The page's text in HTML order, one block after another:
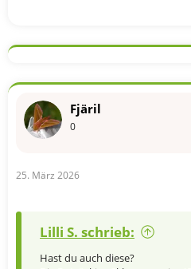
Fjäril
0
25. März 2026
Lilli S. schrieb:
Hast du auch diese?